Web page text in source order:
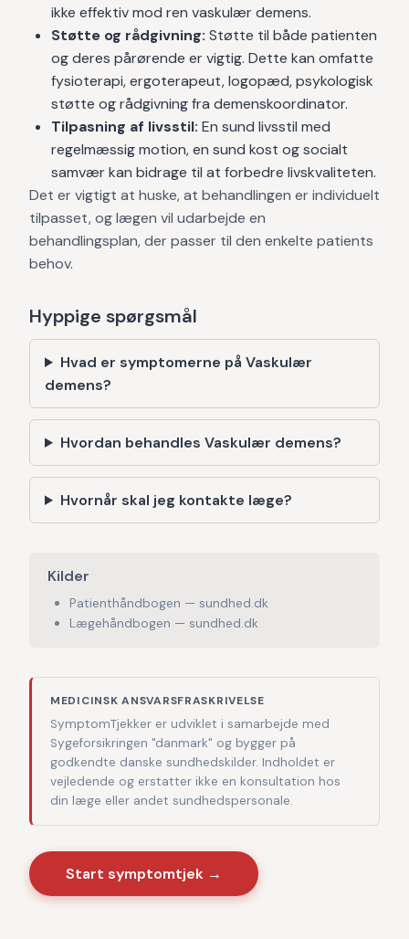
ikke effektiv mod ren vaskulær demens.
Støtte og rådgivning: Støtte til både patienten
og deres pårørende er vigtig. Dette kan omfatte
fysioterapi, ergoterapeut, logopæd, psykologisk
støtte og rådgivning fra demenskoordinator.
Tilpasning af livsstil: En sund livsstil med
regelmæssig motion, en sund kost og socialt
samvær kan bidrage til at forbedre livskvaliteten.
Det er vigtigt at huske, at behandlingen er individuelt
tilpasset, og lægen vil udarbejde en
behandlingsplan, der passer til den enkelte patients
behov.
Hyppige spørgsmål
Hvad er symptomerne på Vaskulær
demens?
Hvordan behandles Vaskulær demens?
Hvornår skal jeg kontakte læge?
Kilder
Patienthåndbogen — sundhed.dk
Lægehåndbogen — sundhed.dk
MEDICINSK ANSVARSFRASKRIVELSE
SymptomTjekker er udviklet i samarbejde med
Sygeforsikringen "danmark" og bygger på
godkendte danske sundhedskilder. Indholdet er
vejledende og erstatter ikke en konsultation hos
din læge eller andet sundhedspersonale.
Start symptomtjek →